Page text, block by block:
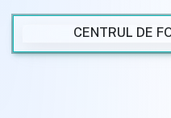
CENTRUL DE